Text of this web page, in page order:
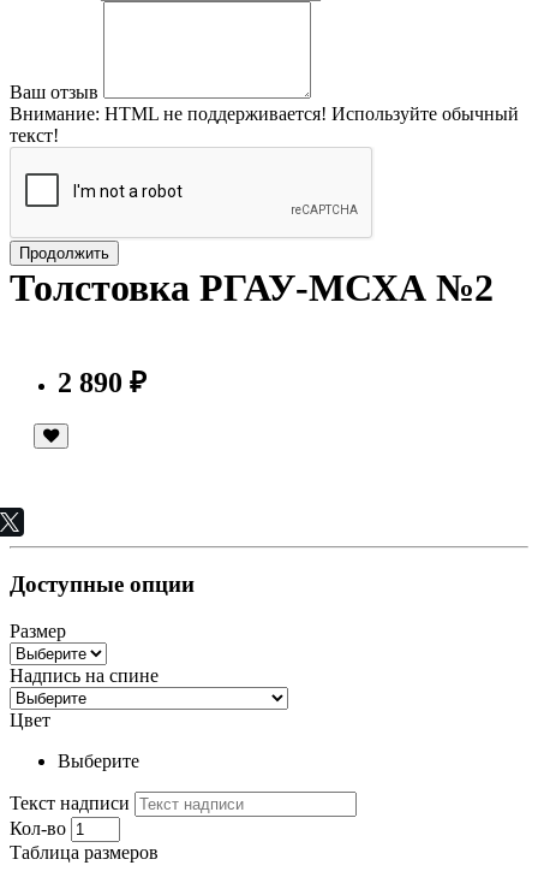
Ваш отзыв
Внимание: HTML не поддерживается! Используйте обычный
текст!
Продолжить
Толстовка РГАУ-МСХА №2
2 890 ₽
Доступные опции
Размер
Надпись на спине
Цвет
Выберите
Текст надписи
Кол-во
Таблица размеров